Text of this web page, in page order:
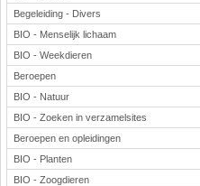
Begeleiding - Divers
BIO - Menselijk lichaam
BIO - Weekdieren
Beroepen
BIO - Natuur
BIO - Zoeken in verzamelsites
Beroepen en opleidingen
BIO - Planten
BIO - Zoogdieren